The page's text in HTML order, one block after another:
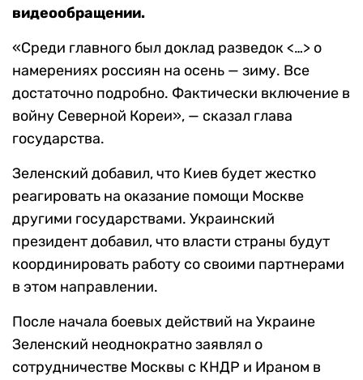
видеообращении.
«Среди главного был доклад разведок <…> о
намерениях россиян на осень — зиму. Все
достаточно подробно. Фактически включение в
войну Северной Кореи», — сказал глава
государства.
Зеленский добавил, что Киев будет жестко
реагировать на оказание помощи Москве
другими государствами. Украинский
президент добавил, что власти страны будут
координировать работу со своими партнерами
в этом направлении.
После начала боевых действий на Украине
Зеленский неоднократно заявлял о
сотрудничестве Москвы с КНДР и Ираном в